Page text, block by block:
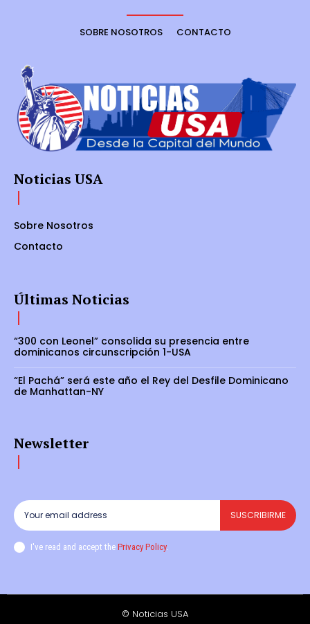
SOBRE NOSOTROS CONTACTO
Noticias USA
Sobre Nosotros
Contacto
Últimas Noticias
“300 con Leonel” consolida su presencia entre
dominicanos circunscripción 1-USA
“El Pachá” será este año el Rey del Desfile Dominicano
de Manhattan-NY
Newsletter
SUSCRIBIRME
I've read and accept the Privacy Policy.
© Noticias USA